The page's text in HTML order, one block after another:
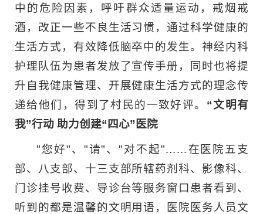
中的危险因素，呼吁群众适量运动，戒烟戒
酒，改正一些不良生活习惯，通过科学健康的
生活方式，有效降低脑卒中的发生。神经内科
护理队伍为患者发放了宣传手册，同时也将提
升自我健康管理、开展健康生活方式的理念传
递给他们，得到了村民的一致好评。 “文明有
我”行动 助力创建“四心”医院
"您好"、"请"、"对不起"……在医院五支
部、八支部、十三支部所辖药剂科、影像科、
门诊挂号收费、导诊台等服务窗口患者看到、
听到的都是温馨的文明用语，医院医务人员文